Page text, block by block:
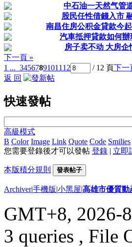
中石油一天然气管
股民任性借錢入市
南昌住房公积金貸款今
汽車抵押貸款如何
房子卖不动 大房
下一頁 »
1 ... 34567891011 12 / 12 頁下一
返 回
快速發帖
高級模式
B Color Image Link Quote Code Smilies
您需要登錄後才可以發帖 登錄 | 立即
本版積分規則 發表帖子
Archiver|手機版|小黑屋|高雄市優質動
GMT+8, 2026-
3 queries , File